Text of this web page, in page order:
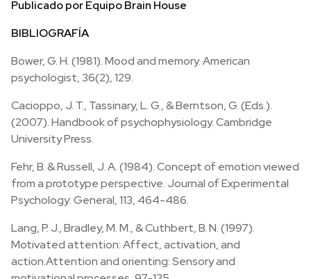
Publicado porEquipo Brain House
BIBLIOGRAFÍA
Bower, G. H. (1981). Mood and memory. American
psychologist, 36(2), 129.
Cacioppo, J. T., Tassinary, L. G., & Berntson, G. (Eds.).
(2007). Handbook of psychophysiology. Cambridge
University Press.
Fehr, B. & Russell, J. A. (1984). Concept of emotion viewed
from a prototype perspective. Journal of Experimental
Psychology: General, 113, 464-486.
Lang, P. J., Bradley, M. M., & Cuthbert, B. N. (1997).
Motivated attention: Affect, activation, and
action.Attention and orienting: Sensory and